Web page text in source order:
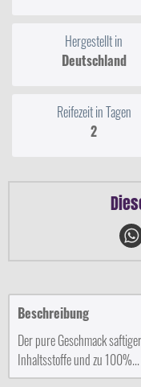
Hergestellt in
Deutschland
Reifezeit in Tagen
2
Beschreibung
Der pure Geschmack
Inhaltsstoffe und zu 100%...